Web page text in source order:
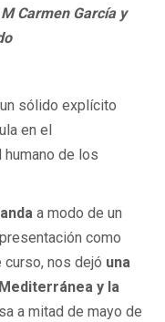
Carmen García y
sólido explícito
en el
de los
a modo de un
como
nos dejó una
y la
a mitad de mayo de